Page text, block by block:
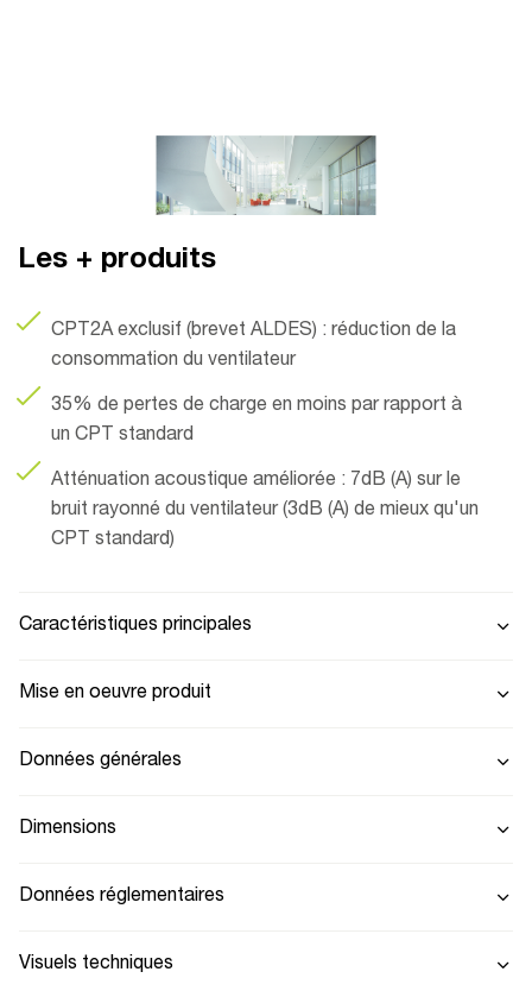
Les + produits
CPT2A exclusif (brevet ALDES) : réduction de la
consommation du ventilateur
35% de pertes de charge en moins par rapport à
un CPT standard
Atténuation acoustique améliorée : 7dB (A) sur le
bruit rayonné du ventilateur (3dB (A) de mieux qu'un
CPT standard)
Caractéristiques principales
Mise en oeuvre produit
Données générales
Dimensions
Données réglementaires
Visuels techniques